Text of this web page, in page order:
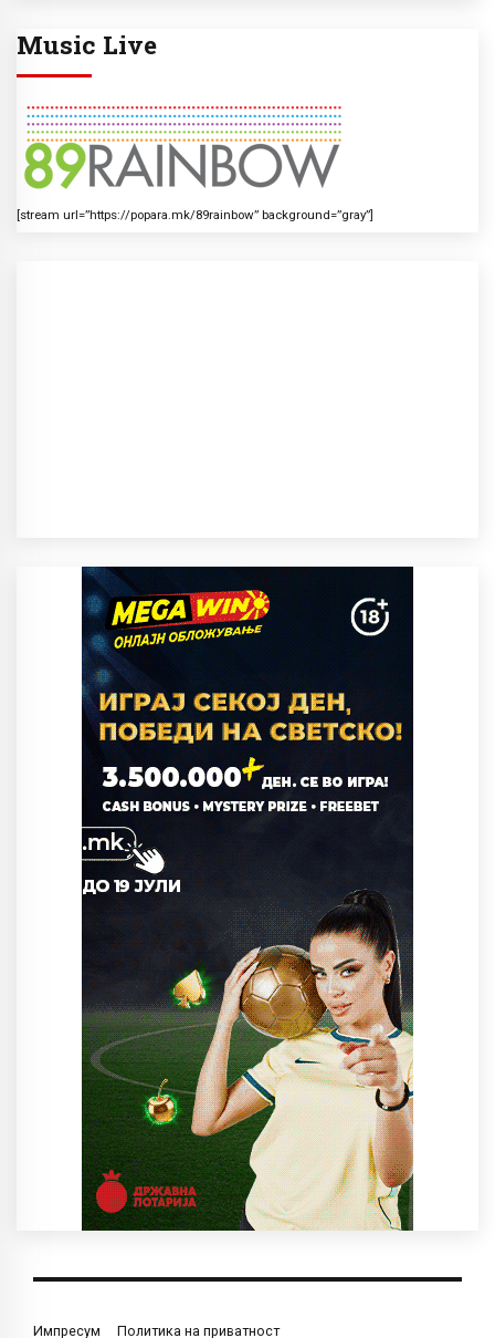
Music Live
[stream url=”https://popara.mk/89rainbow” background=”gray”]
Импресум Политика на приватност